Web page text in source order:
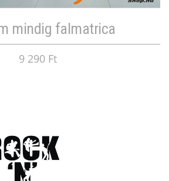
mindig falmatrica
9 290 Ft